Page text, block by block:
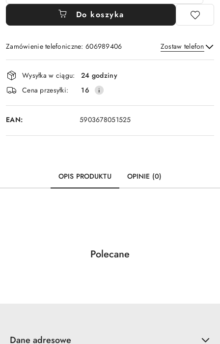
Do koszyka
Zamówienie telefoniczne: 606989406 Zostaw telefon
Wyślij
Dostępność
i
dostawa
Wysyłka w ciągu:
24 godziny
Cena przesyłki:
16
EAN: 5903678051525
OPIS PRODUKTU OPINIE (0)
Pomiń karuzelę produktów
Produkty
Polecane
Dane adresowe